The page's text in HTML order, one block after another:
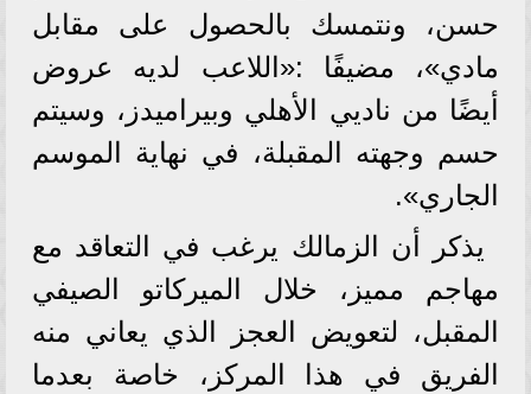
حسن، ونتمسك بالحصول على مقابل
مادي»، مضيفًا :«اللاعب لديه عروض
أيضًا من ناديي الأهلي وبيراميدز، وسيتم
حسم وجهته المقبلة، في نهاية الموسم
الجاري».
يذكر أن الزمالك يرغب في التعاقد مع
مهاجم مميز، خلال الميركاتو الصيفي
المقبل، لتعويض العجز الذي يعاني منه
الفريق في هذا المركز، خاصة بعدما